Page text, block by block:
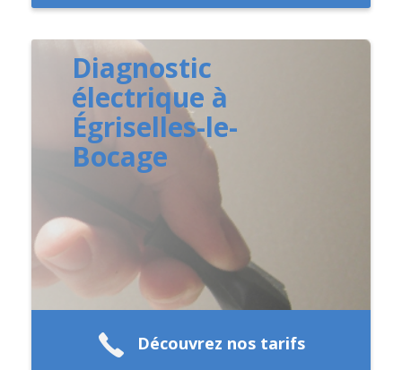
Diagnostic
électrique à
Égriselles-le-
Bocage
Découvrez nos tarifs